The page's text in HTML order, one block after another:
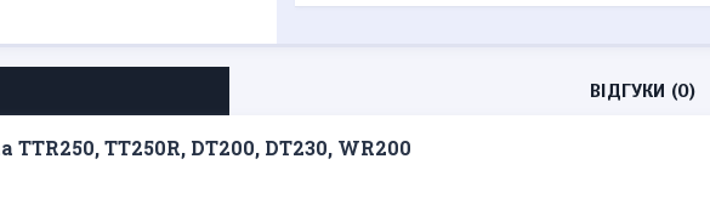
ВІДГУКИ (0)
TT250R, DT200, DT230, WR200